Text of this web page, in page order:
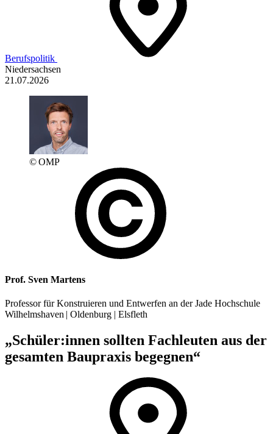
Berufspolitik
Niedersachsen
21.07.2026
© OMP
Prof. Sven Martens
Professor für Konstruieren und Entwerfen an der Jade Hochschule
Wilhelmshaven | Oldenburg | Elsfleth
„Schüler:innen sollten Fachleuten aus der
gesamten Baupraxis begegnen“